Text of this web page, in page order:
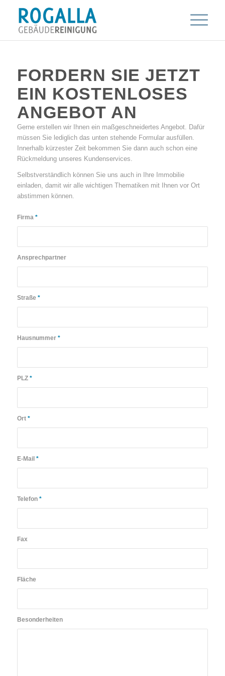
FORDERN SIE JETZT
EIN KOSTENLOSES
ANGEBOT AN
Gerne erstellen wir Ihnen ein maßgeschneidertes Angebot. Dafür
müssen Sie lediglich das unten stehende Formular ausfüllen.
Innerhalb kürzester Zeit bekommen Sie dann auch schon eine
Rückmeldung unseres Kundenservices.
Selbstverständlich können Sie uns auch in Ihre Immobilie
einladen, damit wir alle wichtigen Thematiken mit Ihnen vor Ort
abstimmen können.
Firma *
Ansprechpartner
Straße *
Hausnummer *
PLZ *
Ort *
E-Mail *
Telefon *
Fax
Fläche
Besonderheiten